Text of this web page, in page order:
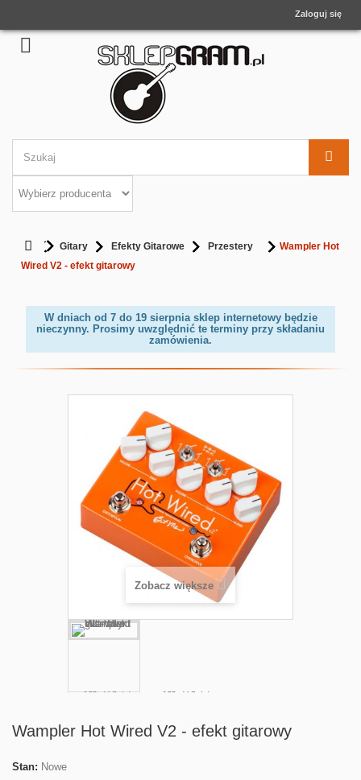
Zaloguj się
Gitary Efekty Gitarowe Przestery
Wampler Hot
Wired V2 - efekt gitarowy
W dniach od 7 do 19 sierpnia sklep internetowy będzie
nieczynny. Prosimy uwzględnić te terminy przy składaniu
zamówienia.
Zobacz większe
Wampler Hot Wired V2 - efekt gitarowy
Stan: Nowe